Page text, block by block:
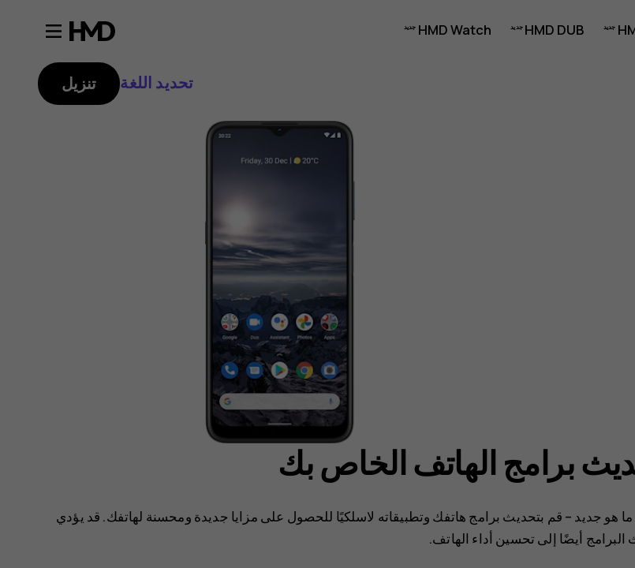
HMD DUB
HMD Watch
تحديد اللغة تنزيل
برامج الهاتف الخاص بك
هو جديد – قم بتحديث برامج هاتفك وتطبيقاته لاسلكيًا للحصول على مزايا جديدة ومحسنة لهاتفك. قد يؤدي
البرامج أيضًا إلى تحسين أداء الهاتف.